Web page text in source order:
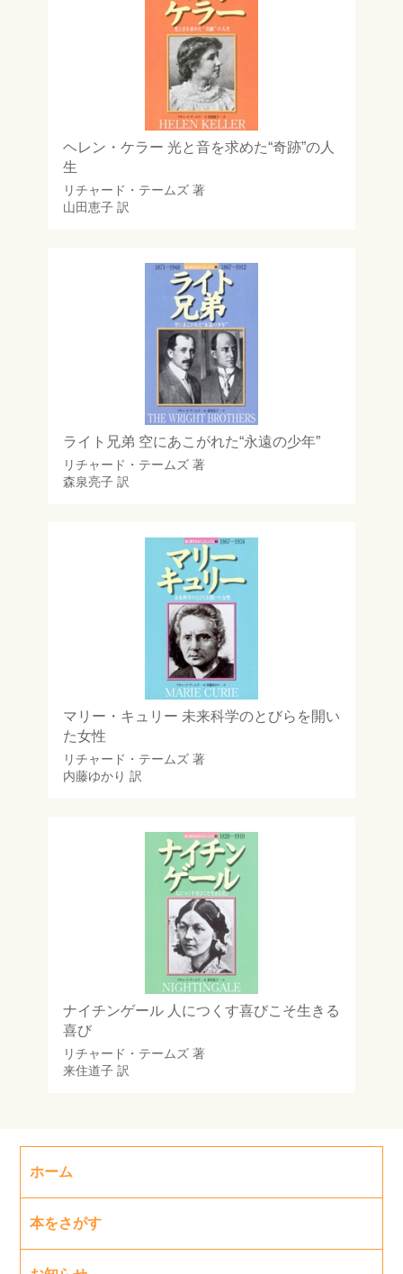
ヘレン・ケラー 光と音を求めた“奇跡”の人
生
リチャード・テームズ著
山田恵子訳
ライト兄弟 空にあこがれた“永遠の少年”
リチャード・テームズ著
森泉亮子訳
マリー・キュリー 未来科学のとびらを開い
た女性
リチャード・テームズ著
内藤ゆかり 訳
ナイチンゲール 人につくす喜びこそ生きる
喜び
リチャード・テームズ著
来住道子訳
ホーム
本をさがす